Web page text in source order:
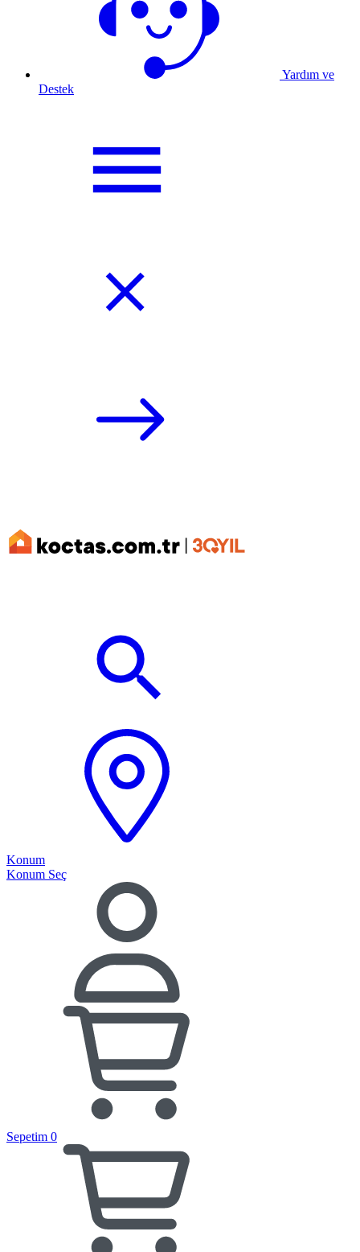
Yardım ve
Destek
Konum
Konum Seç
Sepetim 0